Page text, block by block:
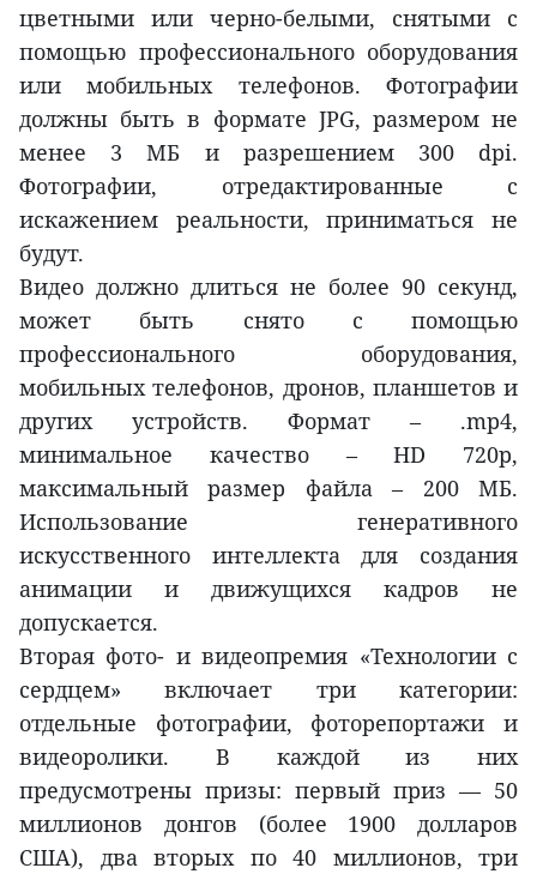
цветными или черно-белыми, снятыми с
помощью профессионального оборудования
или мобильных телефонов. Фотографии
должны быть в формате JPG, размером не
менее 3 МБ и разрешением 300 dpi.
Фотографии, отредактированные с
искажением реальности, приниматься не
будут.
Видео должно длиться не более 90 секунд,
может быть снято с помощью
профессионального оборудования,
мобильных телефонов, дронов, планшетов и
других устройств. Формат – .mp4,
минимальное качество – HD 720p,
максимальный размер файла – 200 МБ.
Использование генеративного
искусственного интеллекта для создания
анимации и движущихся кадров не
допускается.
Вторая фото- и видеопремия «Технологии с
сердцем» включает три категории:
отдельные фотографии, фоторепортажи и
видеоролики. В каждой из них
предусмотрены призы: первый приз — 50
миллионов донгов (более 1900 долларов
США), два вторых по 40 миллионов, три